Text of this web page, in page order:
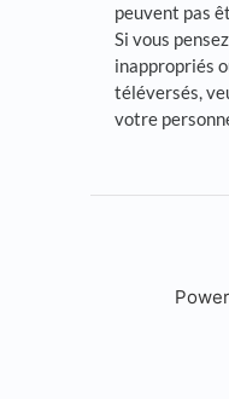
peuvent pas
Si vous
inappropriés
téléversés,
votre